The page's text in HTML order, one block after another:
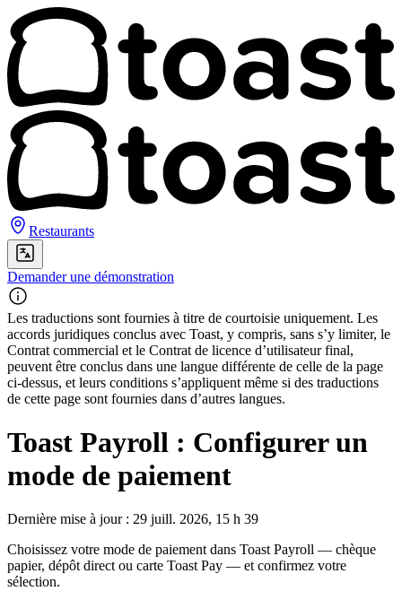
Restaurants
Demander une démonstration
Les traductions sont fournies à titre de courtoisie uniquement. Les
accords juridiques conclus avec Toast, y compris, sans s’y limiter, le
Contrat commercial et le Contrat de licence d’utilisateur final,
peuvent être conclus dans une langue différente de celle de la page
ci-dessus, et leurs conditions s’appliquent même si des traductions
de cette page sont fournies dans d’autres langues.
Toast Payroll : Configurer un
mode de paiement
Dernière mise à jour : 29 juill. 2026, 15 h 39
Choisissez votre mode de paiement dans Toast Payroll — chèque
papier, dépôt direct ou carte Toast Pay — et confirmez votre
sélection.